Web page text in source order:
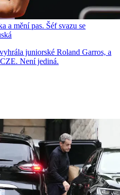
a mění pas. Šéf svazu se
juniorské Roland Garros, a
Není jediná.